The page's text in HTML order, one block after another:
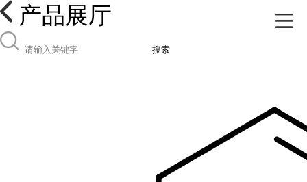
产品展厅
搜索